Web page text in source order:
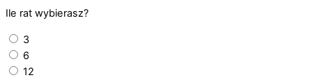
Ile rat wybierasz?
3
6
12